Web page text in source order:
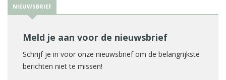
NIEUWSBRIEF
Meld je aan voor de nieuwsbrief
Schrijf je in voor onze nieuwsbrief om de belangrijkste
berichten niet te missen!